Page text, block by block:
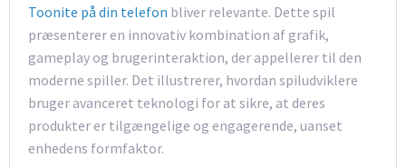
Toonite på din telefon bliver relevante. Dette spil
præsenterer en innovativ kombination af grafik,
gameplay og brugerinteraktion, der appellerer til den
moderne spiller. Det illustrerer, hvordan spiludviklere
bruger avanceret teknologi for at sikre, at deres
produkter er tilgængelige og engagerende, uanset
enhedens formfaktor.